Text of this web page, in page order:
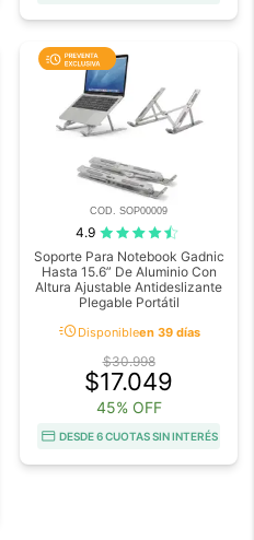
COD. SOP00009
4.9
Soporte Para Notebook Gadnic
Hasta 15.6” De Aluminio Con
Altura Ajustable Antideslizante
Plegable Portátil
acuteDisponibleen 39 días
$30.998
$17.049
45% OFF
DESDE 6 CUOTAS SIN INTERÉS